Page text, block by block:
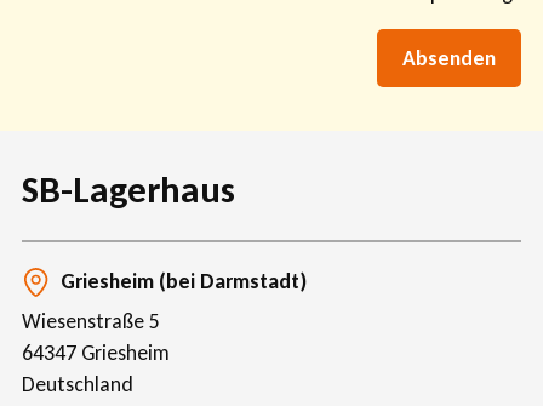
SB-Lagerhaus
Griesheim (bei Darmstadt)
Wiesenstraße 5
64347 Griesheim
Deutschland